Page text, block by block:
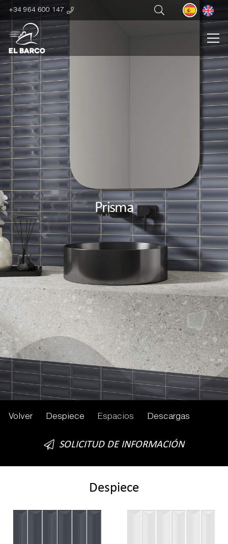
+34 964 600 147
Prisma
Volver Despiece Espacios Descargas
SOLICITUD DE INFORMACIÓN
Despiece